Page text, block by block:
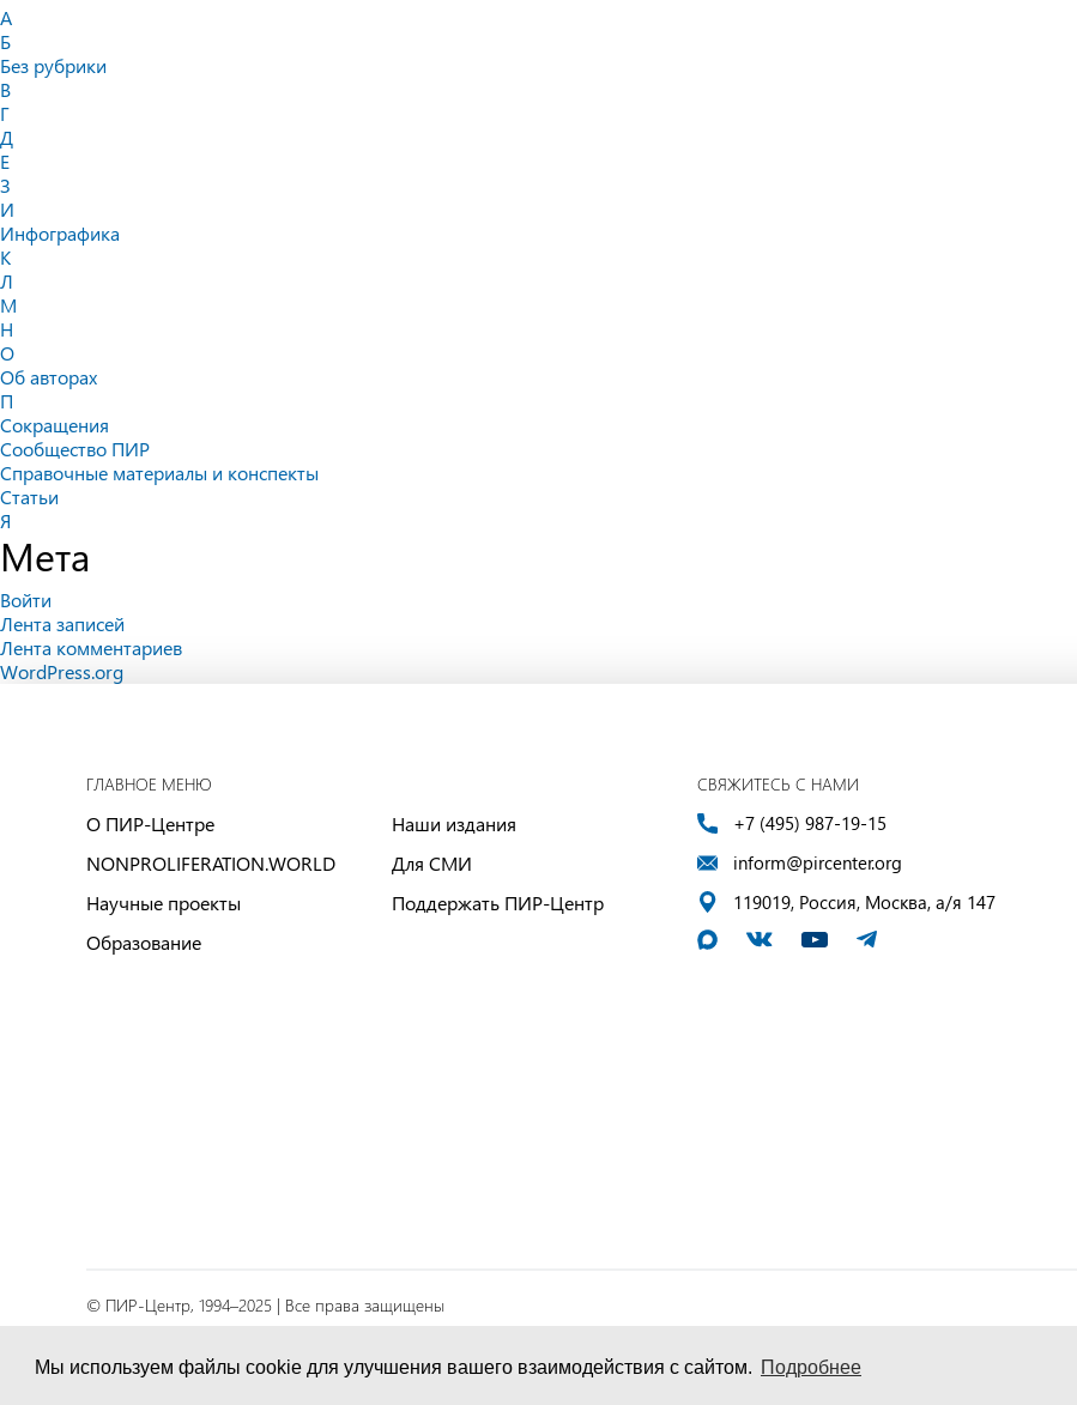
Мы используем файлы cookie для улучшения вашего взаимодействия с сайтом. Подробнее
А
Б
Без рубрики
В
Г
Д
Е
З
И
Инфографика
К
Л
М
Н
О
Об авторах
П
Сокращения
Сообщество ПИР
Справочные материалы и конспекты
Статьи
Я
Мета
Войти
Лента записей
Лента комментариев
WordPress.org
ГЛАВНОЕ МЕНЮ
О ПИР-Центре
NONPROLIFERATION.WORLD
Научные проекты
Образование
Наши издания
Для СМИ
Поддержать ПИР-Центр
СВЯЖИТЕСЬ С НАМИ
+7 (495) 987-19-15
inform@pircenter.org
119019, Россия, Москва, а/я 147
© ПИР-Центр, 1994–2025 | Все права защищены
Политика конфиденциальности и условия обработки персональных данных